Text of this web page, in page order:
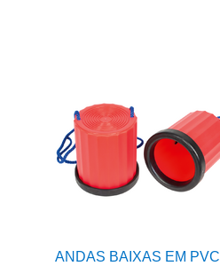
ANDAS BAIXAS EM PVC